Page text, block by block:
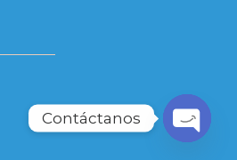
Contáctanos